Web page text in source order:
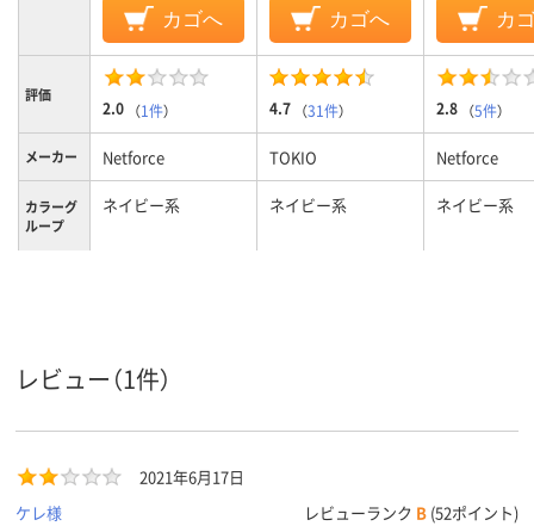
カゴへ カゴへ カ
評価
2.0 （1件） 4.7 （31件） 2.8 （5件）
メーカー Netforce TOKIO Netforce
カラーグ
ループ
ネイビー系 ネイビー系 ネイビー系
レビュー（1件）
2021年6月17日
ケレ様
レビューランク B (52ポイント)